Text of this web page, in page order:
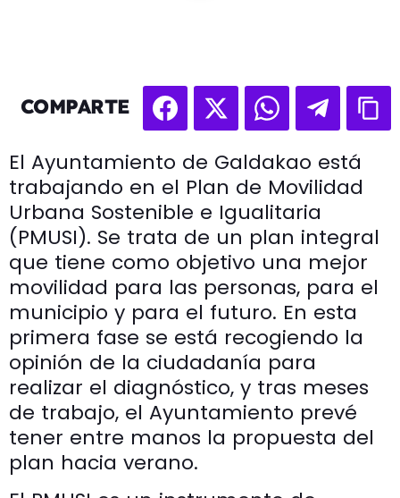
COMPARTE
El Ayuntamiento de Galdakao está
trabajando en el Plan de Movilidad
Urbana Sostenible e Igualitaria
(PMUSI). Se trata de un plan integral
que tiene como objetivo una mejor
movilidad para las personas, para el
municipio y para el futuro. En esta
primera fase se está recogiendo la
opinión de la ciudadanía para
realizar el diagnóstico, y tras meses
de trabajo, el Ayuntamiento prevé
tener entre manos la propuesta del
plan hacia verano.